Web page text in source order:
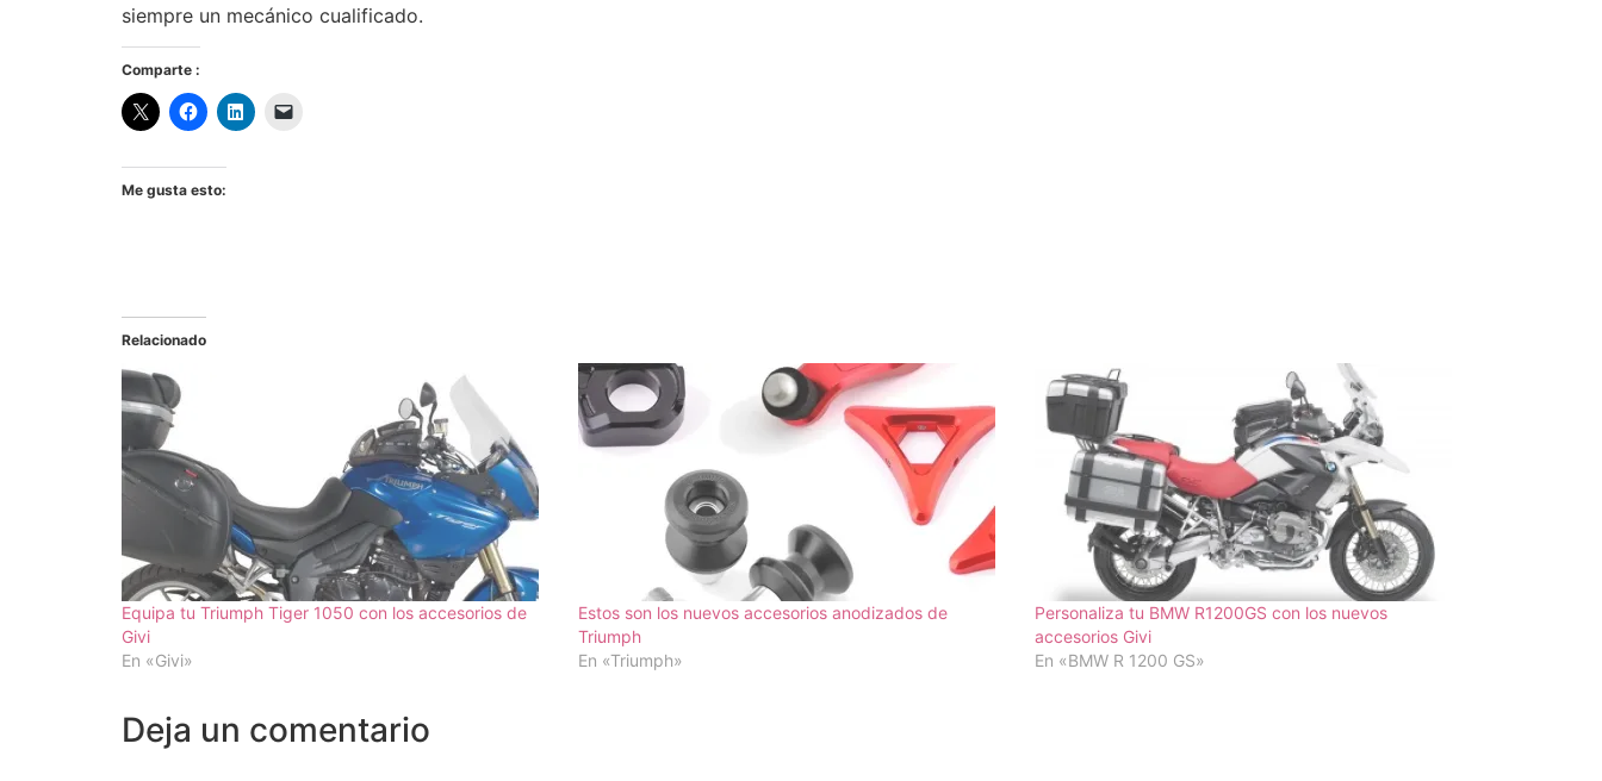
siempre un mecánico cualificado.
Comparte :
Me gusta esto:
Relacionado
Equipa tu Triumph Tiger 1050 con los accesorios de
Givi
En «Givi»
Estos son los nuevos accesorios anodizados de
Triumph
En «Triumph»
Personaliza tu BMW R1200GS con los nuevos
accesorios Givi
En «BMW R 1200 GS»
Deja un comentario